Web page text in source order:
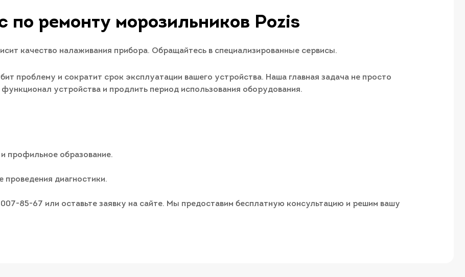
по ремонту морозильников Pozis
качество налаживания прибора. Обращайтесь в специализированные сервисы.
проблему и сократит срок эксплуатации вашего устройства. Наша главная задача не просто
устройства и продлить период использования оборудования.
профильное образование.
проведения диагностики.
85-67 или оставьте заявку на сайте. Мы предоставим бесплатную консультацию и решим вашу